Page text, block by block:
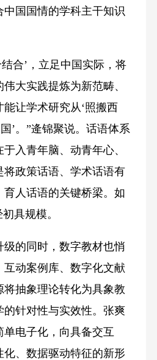
国国情的学科主干知识
合’，立足中国实际，将
大实践提炼为新范畴、
让学术研究从‘照搬西
’。”逄锦聚说。话语体系
入青年脑、动青年心、
将政策话语、学术话语有
人话语的关键桥梁。如
具规模。
的同时，数字教材也悄
动案例库、数字化文献
抽象理论转化为具象教
针对性与实效性。张爽
电子化，向具备交互
、数据驱动特征的新形